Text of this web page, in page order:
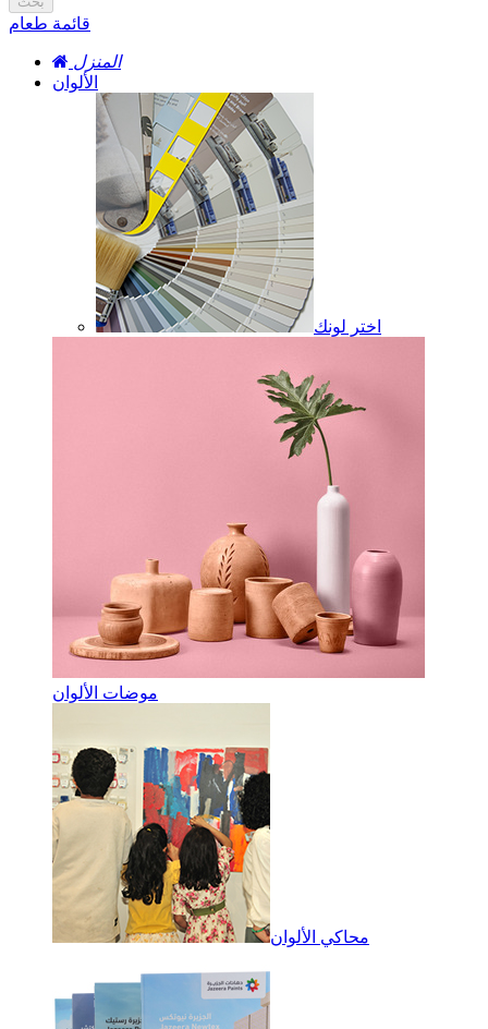
قائمة طعام
المنزل
الألوان
اختر لونك
موضات الألوان
محاكي الألوان